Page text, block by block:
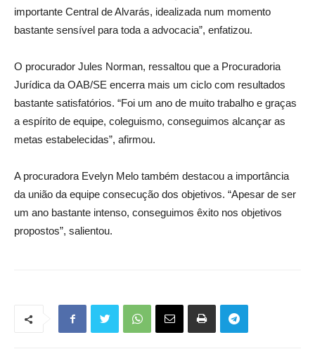
importante Central de Alvarás, idealizada num momento
bastante sensível para toda a advocacia”, enfatizou.
O procurador Jules Norman, ressaltou que a Procuradoria
Jurídica da OAB/SE encerra mais um ciclo com resultados
bastante satisfatórios. “Foi um ano de muito trabalho e graças
a espírito de equipe, coleguismo, conseguimos alcançar as
metas estabelecidas”, afirmou.
A procuradora Evelyn Melo também destacou a importância
da união da equipe consecução dos objetivos. “Apesar de ser
um ano bastante intenso, conseguimos êxito nos objetivos
propostos”, salientou.